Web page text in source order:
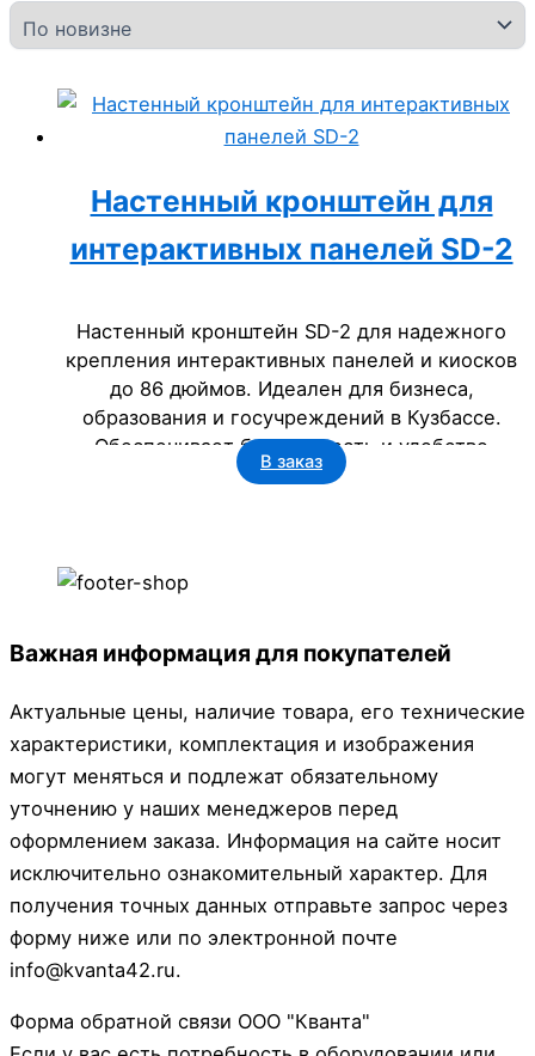
Настенный кронштейн для
интерактивных панелей SD-2
Настенный кронштейн SD-2 для надежного
крепления интерактивных панелей и киосков
до 86 дюймов. Идеален для бизнеса,
образования и госучреждений в Кузбассе.
Обеспечивает безопасность и удобство
работы.
В заказ
Важная информация для покупателей
Актуальные цены, наличие товара, его технические
характеристики, комплектация и изображения
могут меняться и подлежат обязательному
уточнению у наших менеджеров перед
оформлением заказа. Информация на сайте носит
исключительно ознакомительный характер. Для
получения точных данных отправьте запрос через
форму ниже или по электронной почте
info@kvanta42.ru.
Форма обратной связи ООО "Кванта"